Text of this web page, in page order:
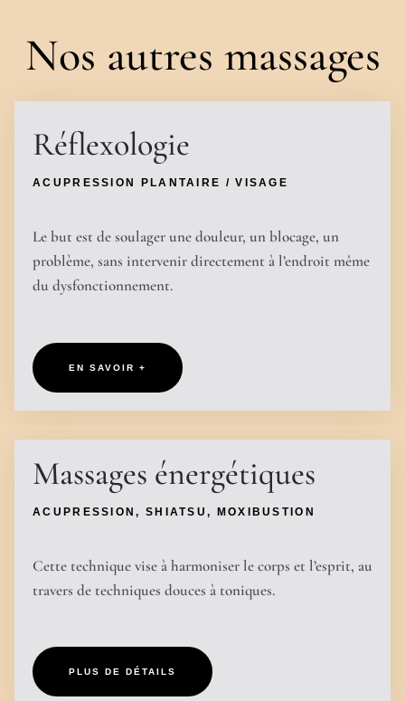
Nos autres massages
Réflexologie
ACUPRESSION PLANTAIRE / VISAGE
Le but est de soulager une douleur, un blocage, un
problème, sans intervenir directement à l’endroit même
du dysfonctionnement.
EN SAVOIR +
Massages énergétiques
ACUPRESSION, SHIATSU, MOXIBUSTION
Cette technique vise à harmoniser le corps et l’esprit, au
travers de techniques douces à toniques.
PLUS DE DÉTAILS